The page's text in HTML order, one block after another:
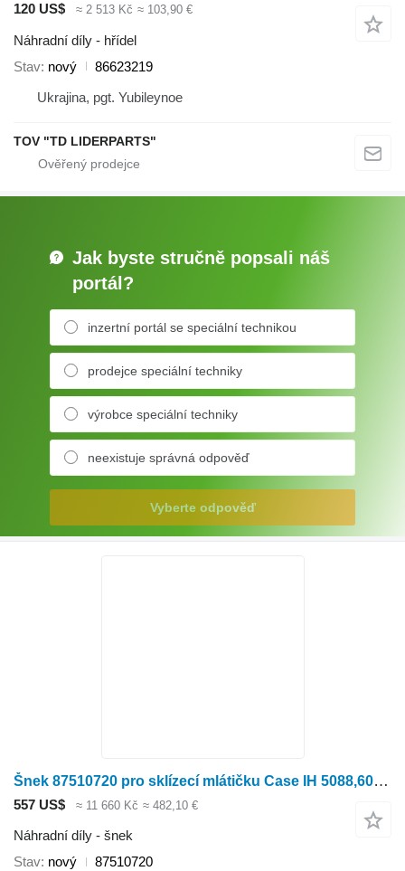
120 US$ ≈ 2 513 Kč ≈ 103,90 €
Náhradní díly - hřídel
Stav nový
86623219
Ukrajina, pgt. Yubileynoe
TOV "TD LIDERPARTS"
Jak byste stručně popsali náš
portál?
inzertní portál se speciální technikou
prodejce speciální techniky
výrobce speciální techniky
neexistuje správná odpověď
Vyberte odpověď
Šnek 87510720 pro sklízecí mlátičku Case IH 5088,6088,7088
557 US$ ≈ 11 660 Kč ≈ 482,10 €
Náhradní díly - šnek
Stav nový
87510720